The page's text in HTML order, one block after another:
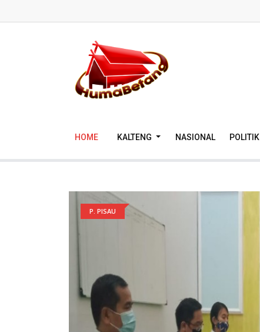
HOME KALTENG NASIONAL POLITIK
P. PISAU